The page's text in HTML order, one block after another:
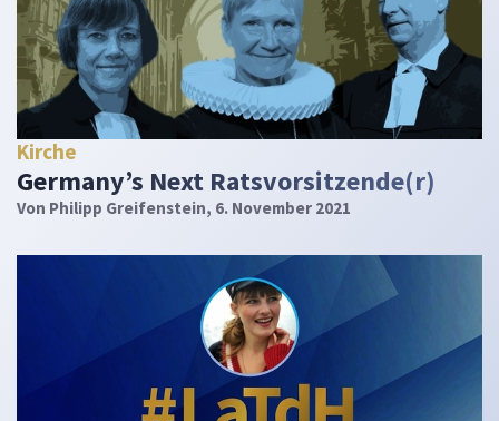
Kirche
Germany’s Next Ratsvorsitzende(r)
Von Philipp Greifenstein, 6. November 2021